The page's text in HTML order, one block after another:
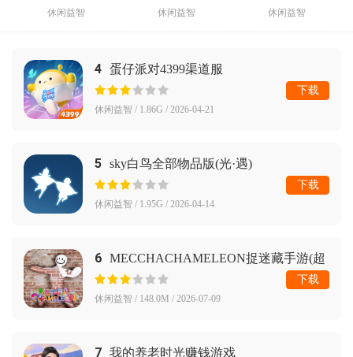
休闲益智 休闲益智 休闲益智
4 蛋仔派对4399渠道服
休闲益智 / 1.86G / 2026-04-21
下载
5 sky白鸟全部物品版(光·遇)
休闲益智 / 1.95G / 2026-04-14
下载
6 MECCHACHAMELEON捉迷藏手游(超
级变色龙)
休闲益智 / 148.0M / 2026-07-09
下载
7 我的养老时光赚钱游戏